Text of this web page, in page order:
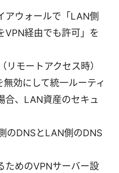
アウォールで「LAN側
VPN経由でも許可」を
リモートアクセス時）
効にして統一ルーティ
合、LAN資産のセキュ
のDNSとLAN側のDNS
ためのVPNサーバー設